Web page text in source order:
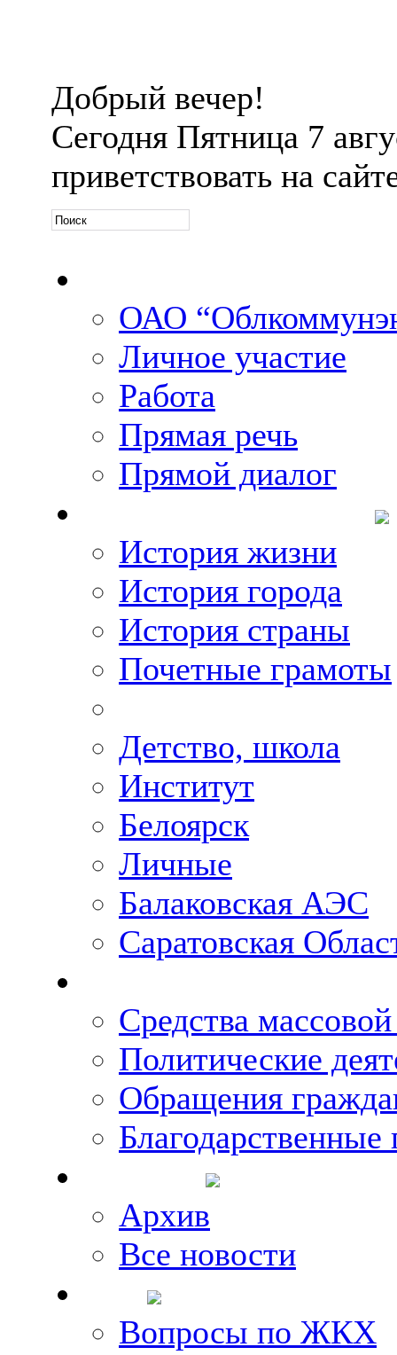
Добрый вечер!
Сегодня Пятница 7
приветствовать на
ОАО
Личное участие
Работа
Прямая речь
Прямой диалог
История жизни
История города
История страны
Почетные грамоты
Детство, школа
Институт
Белоярск
Личные
Балаковская АЭС
Саратовская
Средства
Политические
Обращения
Благодарственные
Архив
Все новости
Вопросы по ЖКХ